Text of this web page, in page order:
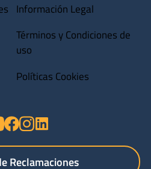
Información Legal
Términos y Condiciones de
uso
Políticas Cookies
Reclamaciones